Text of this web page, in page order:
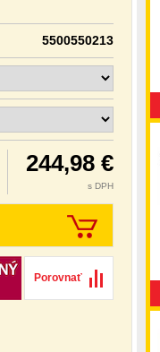
5500550213
244,98 €
s DPH
Porovnať